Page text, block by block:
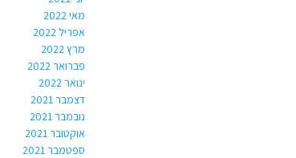
מאי 2022
אפריל 2022
מרץ 2022
פברואר 2022
ינואר 2022
דצמבר 2021
נובמבר 2021
אוקטובר 2021
ספטמבר 2021